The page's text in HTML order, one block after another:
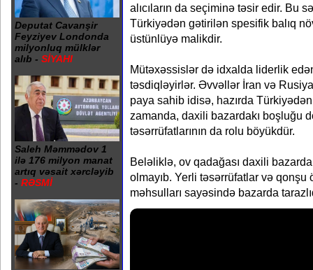
Deputat Cavanşir
Feyziyev Londonda
milyonluq mülklər
alıb - SİYAHI
Saleh Məmmədov 1
ilə 176 milyon manat
artıq vəsait xərcləyib
- RƏSMİ
alıcıların da seçiminə təsir edir. Bu
Türkiyədən gətirilən spesifik balıq
üstünlüyə malikdir.
Mütəxəssislər də idxalda liderlik
təsdiqləyirlər. Əvvəllər İran və
paya sahib idisə, hazırda
zamanda, daxili bazardakı boşluğu
təsərrüfatlarının da rolu böyükdür.
Beləliklə, ov qadağası daxili bazarda
olmayıb. Yerli təsərrüfatlar və
məhsulları sayəsində bazarda